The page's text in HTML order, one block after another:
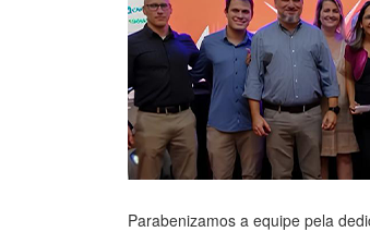
Parabenizamos a equipe pela